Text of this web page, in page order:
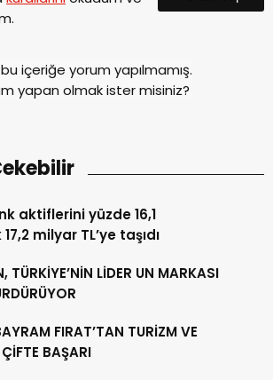
içeriğe yorum yapılmamış.
yapan olmak ister misiniz?
aktiflerini yüzde 16,1
milyar TL’ye taşıdı
TÜRKİYE’NİN LİDER UN MARKASI
FIRAT’TAN TURİZM VE
BAŞARI